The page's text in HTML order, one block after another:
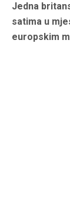
Jedna
satima u
europskim